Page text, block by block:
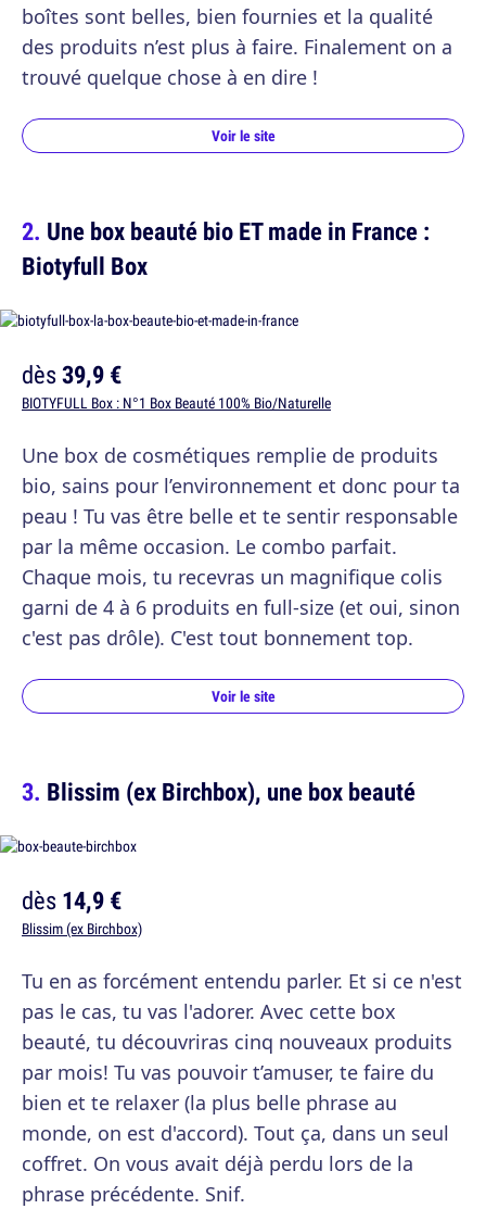
boîtes sont belles, bien fournies et la qualité
des produits n’est plus à faire. Finalement on a
trouvé quelque chose à en dire !
Voir le site
Une box beauté bio ET made in France :
Biotyfull Box
dès39,9 €
BIOTYFULL Box : N°1 Box Beauté 100% Bio/Naturelle
Une box de cosmétiques remplie de produits
bio, sains pour l’environnement et donc pour ta
peau ! Tu vas être belle et te sentir responsable
par la même occasion. Le combo parfait.
Chaque mois, tu recevras un magnifique colis
garni de 4 à 6 produits en full-size (et oui, sinon
c'est pas drôle). C'est tout bonnement top.
Voir le site
Blissim (ex Birchbox), une box beauté
dès14,9 €
Blissim (ex Birchbox)
Tu en as forcément entendu parler. Et si ce n'est
pas le cas, tu vas l'adorer. Avec cette box
beauté, tu découvriras cinq nouveaux produits
par mois! Tu vas pouvoir t’amuser, te faire du
bien et te relaxer (la plus belle phrase au
monde, on est d'accord). Tout ça, dans un seul
coffret. On vous avait déjà perdu lors de la
phrase précédente. Snif.